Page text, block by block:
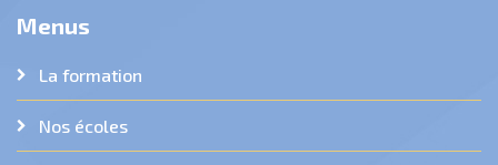
Menus
La formation
Nos écoles